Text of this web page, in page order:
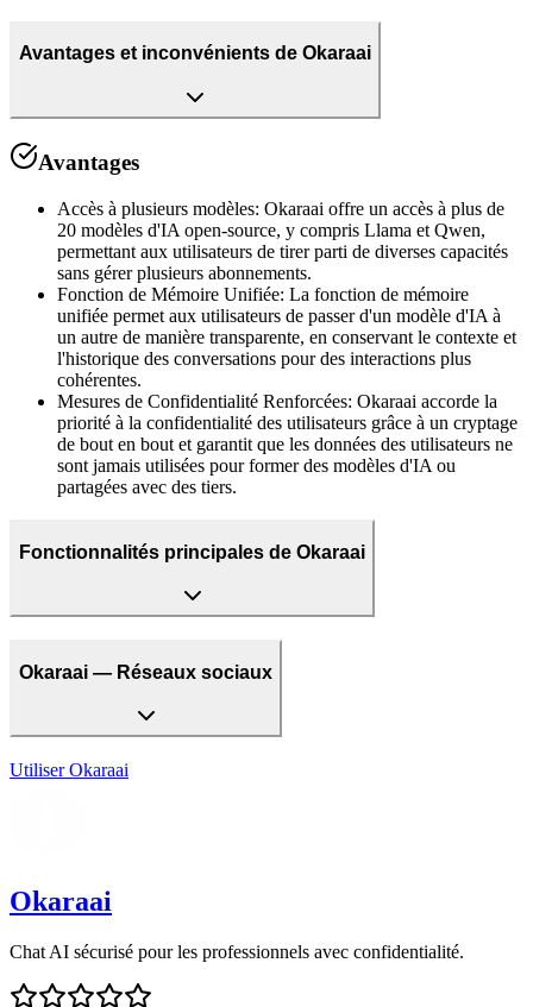
Avantages et inconvénients de Okaraai
Avantages
Accès à plusieurs modèles: Okaraai offre un accès à plus de
20 modèles d'IA open-source, y compris Llama et Qwen,
permettant aux utilisateurs de tirer parti de diverses capacités
sans gérer plusieurs abonnements.
Fonction de Mémoire Unifiée: La fonction de mémoire
unifiée permet aux utilisateurs de passer d'un modèle d'IA à
un autre de manière transparente, en conservant le contexte et
l'historique des conversations pour des interactions plus
cohérentes.
Mesures de Confidentialité Renforcées: Okaraai accorde la
priorité à la confidentialité des utilisateurs grâce à un cryptage
de bout en bout et garantit que les données des utilisateurs ne
sont jamais utilisées pour former des modèles d'IA ou
partagées avec des tiers.
Fonctionnalités principales de Okaraai
Okaraai — Réseaux sociaux
Utiliser Okaraai
Okaraai
Chat AI sécurisé pour les professionnels avec confidentialité.